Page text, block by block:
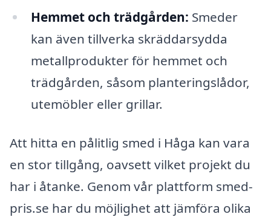
Hemmet och trädgården: Smeder
kan även tillverka skräddarsydda
metallprodukter för hemmet och
trädgården, såsom planteringslådor,
utemöbler eller grillar.
Att hitta en pålitlig smed i Håga kan vara
en stor tillgång, oavsett vilket projekt du
har i åtanke. Genom vår plattform smed-
pris.se har du möjlighet att jämföra olika